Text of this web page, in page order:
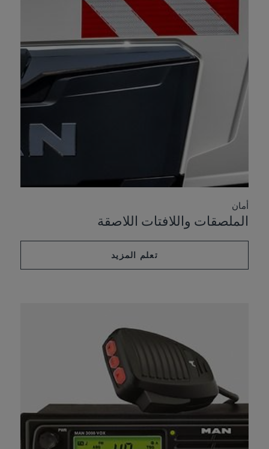
ملحقات MAN الأصلية
الإنجاز المثالي لرجلك: شاهد الفيديو
أمان
الملصقات واللافتات اللاصقة
تعلم المزيد